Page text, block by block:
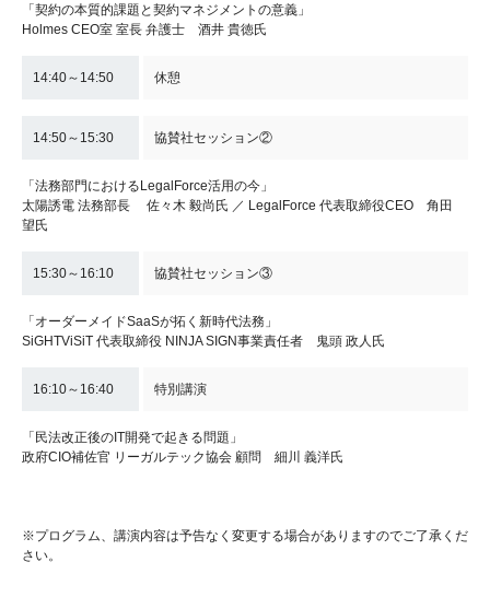
「契約の本質的課題と契約マネジメントの意義」
Holmes CEO室 室長 弁護士 酒井 貴徳氏
14:40～14:50 休憩
14:50～15:30 協賛社セッション②
「法務部門におけるLegalForce活用の今」
太陽誘電 法務部長 佐々木 毅尚氏 ／ LegalForce 代表取締役CEO 角田
望氏
15:30～16:10 協賛社セッション③
「オーダーメイドSaaSが拓く新時代法務」
SiGHTViSiT 代表取締役 NINJA SIGN事業責任者 鬼頭 政人氏
16:10～16:40 特別講演
「民法改正後のIT開発で起きる問題」
政府CIO補佐官 リーガルテック協会 顧問 細川 義洋氏
※プログラム、講演内容は予告なく変更する場合がありますのでご了承くだ
さい。